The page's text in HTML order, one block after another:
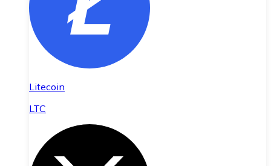
Litecoin
LTC